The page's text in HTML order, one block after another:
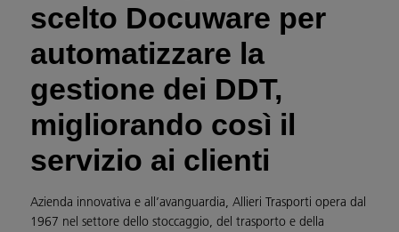
scelto Docuware per
automatizzare la
gestione dei DDT,
migliorando così il
servizio ai clienti
Azienda innovativa e all’avanguardia, Allieri Trasporti opera dal
1967 nel settore dello stoccaggio, del trasporto e della